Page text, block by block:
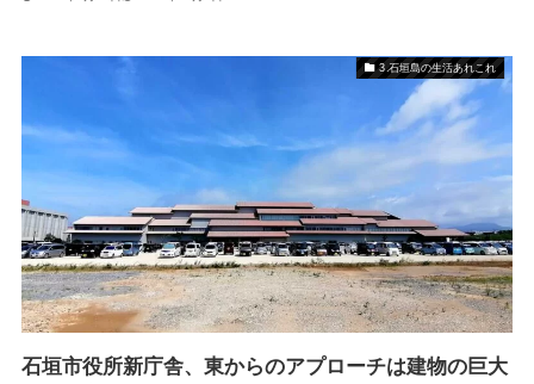
3.石垣島の生活あれこれ
石垣市役所新庁舎、東からのアプローチは建物の巨大